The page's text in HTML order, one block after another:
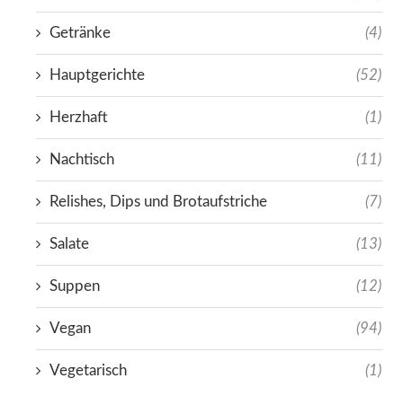
Getränke (4)
Hauptgerichte (52)
Herzhaft (1)
Nachtisch (11)
Relishes, Dips und Brotaufstriche (7)
Salate (13)
Suppen (12)
Vegan (94)
Vegetarisch (1)